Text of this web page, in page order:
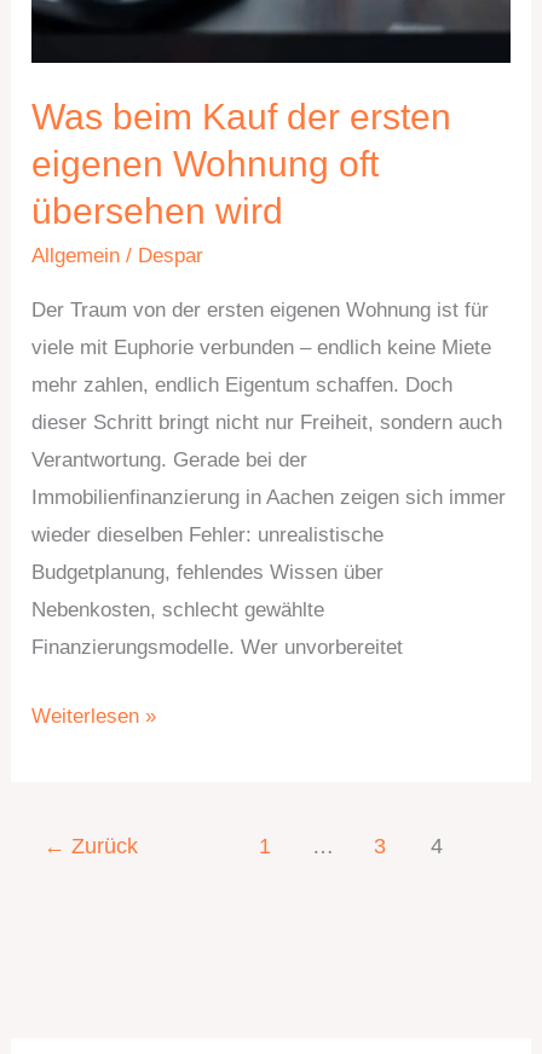
Was beim Kauf der ersten
eigenen Wohnung oft
übersehen wird
Allgemein / Despar
Der Traum von der ersten eigenen Wohnung ist für
viele mit Euphorie verbunden – endlich keine Miete
mehr zahlen, endlich Eigentum schaffen. Doch
dieser Schritt bringt nicht nur Freiheit, sondern auch
Verantwortung. Gerade bei der
Immobilienfinanzierung in Aachen zeigen sich immer
wieder dieselben Fehler: unrealistische
Budgetplanung, fehlendes Wissen über
Nebenkosten, schlecht gewählte
Finanzierungsmodelle. Wer unvorbereitet
oft
übersehen
wird
Weiterlesen »
← Zurück 1 … 3 4